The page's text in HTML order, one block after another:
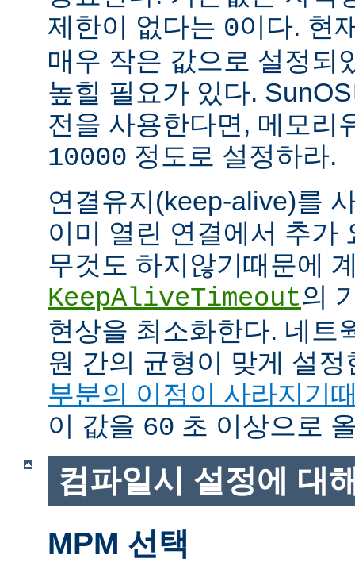
제한이 없다는 0이다. 현
매우 작은 값으로 설정되
높힐 필요가 있다.
전을 사용한다면, 메모리
10000 정도로 설정하라.
연결유지(keep-alive)를
이미 열린 연결에서 추가
무것도 하지않기때문에
KeepAliveTimeout의
현상을 최소화한다. 네트
원 간의 균형이 맞게 설
부분의 이점이 사라지기
이 값을 60 초 이상으로
컴파일시 설정에 대
MPM 선택